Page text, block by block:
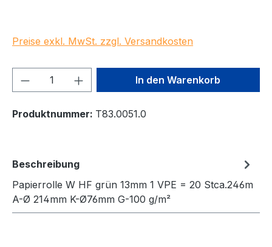
Preise exkl. MwSt. zzgl. Versandkosten
Produkt Anzahl: Gib denIn den Warenkorb
Produktnummer: T83.0051.0
Beschreibung
Papierrolle W HF grün 13mm 1 VPE = 20 Stca.246m
A-Ø 214mm K-Ø76mm G-100 g/m²